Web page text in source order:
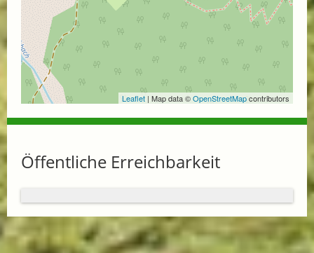
Leaflet | Map data ©OpenStreetMapcontributors
Öffentliche Erreichbarkeit